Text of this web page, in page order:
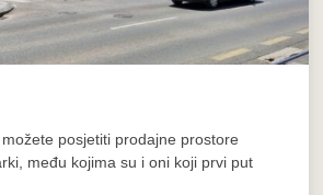
posjetiti prodajne prostore
među kojima su i oni koji prvi put